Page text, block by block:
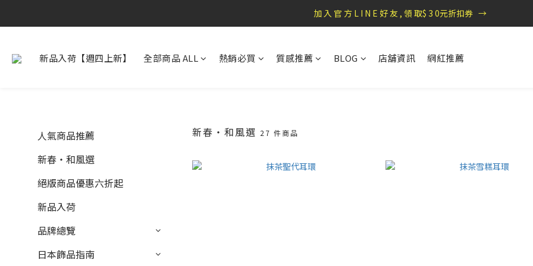
盛夏祭典：全館滿1000折100，滿2000贈『自粘式多功能包巾』
加 入 官 方 L I N E 好 友 , 領 取$ 3 0元折扣券   →
新品入荷【週四上新】 全部商品 ALL 熱銷必買 質感推薦 BLOG 店舖資訊 網紅推薦
人氣商品推薦
新春・和風選
絕版商品優惠六折起
新品入荷
品牌總覽
日本飾品指南
新春・和風選 27 件商品